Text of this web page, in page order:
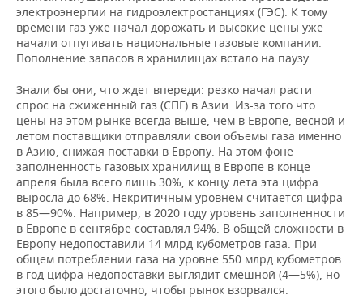
электроэнергии на гидроэлектростанциях (ГЭС). К тому
времени газ уже начал дорожать и высокие цены уже
начали отпугивать национальные газовые компании.
Пополнение запасов в хранилищах встало на паузу.
Знали бы они, что ждет впереди: резко начал расти
спрос на сжиженный газ (СПГ) в Азии. Из-за того что
цены на этом рынке всегда выше, чем в Европе, весной и
летом поставщики отправляли свои объемы газа именно
в Азию, снижая поставки в Европу. На этом фоне
заполненность газовых хранилищ в Европе в конце
апреля была всего лишь 30%, к концу лета эта цифра
выросла до 68%. Некритичным уровнем считается цифра
в 85—90%. Например, в 2020 году уровень заполненности
в Европе в сентябре составлял 94%. В общей сложности в
Европу недопоставили 14 млрд кубометров газа. При
общем потреблении газа на уровне 550 млрд кубометров
в год цифра недопоставки выглядит смешной (4—5%), но
этого было достаточно, чтобы рынок взорвался.